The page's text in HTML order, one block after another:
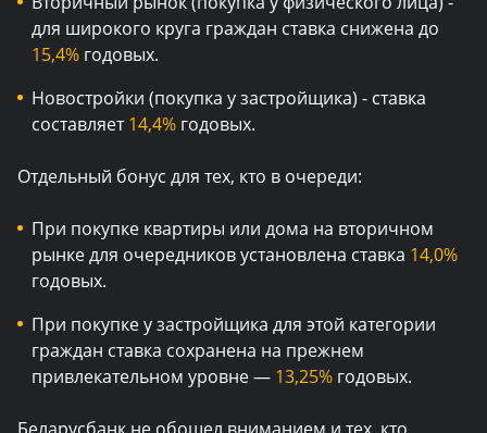
для широкого круга граждан ставка снижена до
15,4% годовых.
Новостройки (покупка у застройщика) - ставка
составляет14,4% годовых.
Отдельный бонус для тех, кто в очереди:
При покупке квартиры или дома на вторичном
рынке для очередников установлена ставка 14,0%
годовых.
При покупке у застройщика для этой категории
граждан ставка сохранена на прежнем
привлекательном уровне — 13,25% годовых.